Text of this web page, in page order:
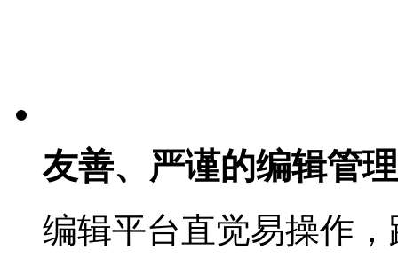
友善、严谨的编辑管
编辑平台直觉易操作